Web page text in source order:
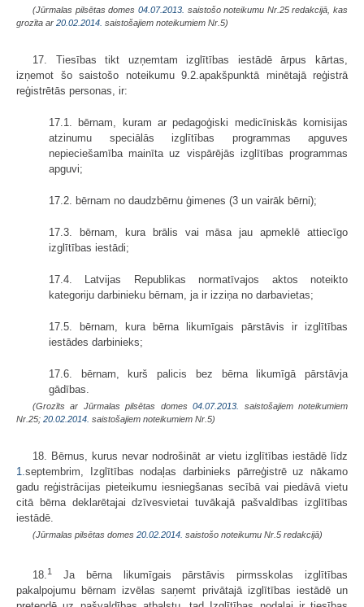
(Jūrmalas pilsētas domes 04.07.2013. saistošo noteikumu Nr.25 redakcijā, kas
grozīta ar 20.02.2014. saistošajiem noteikumiem Nr.5)
17. Tiesības tikt uzņemtam izglītības iestādē ārpus kārtas,
izņemot šo saistošo noteikumu 9.2.apakšpunktā minētajā reģistrā
reģistrētās personas, ir:
17.1. bērnam, kuram ar pedagoģiski medicīniskās komisijas
atzinumu speciālās izglītības programmas apguves
nepieciešamība mainīta uz vispārējās izglītības programmas
apguvi;
17.2. bērnam no daudzbērnu ģimenes (3 un vairāk bērni);
17.3. bērnam, kura brālis vai māsa jau apmeklē attiecīgo
izglītības iestādi;
17.4. Latvijas Republikas normatīvajos aktos noteikto
kategoriju darbinieku bērnam, ja ir izziņa no darbavietas;
17.5. bērnam, kura bērna likumīgais pārstāvis ir izglītības
iestādes darbinieks;
17.6. bērnam, kurš palicis bez bērna likumīgā pārstāvja
gādības.
(Grozīts ar Jūrmalas pilsētas domes04.07.2013.
saistošajiem noteikumiem
Nr.25; 20.02.2014. saistošajiem noteikumiem Nr.5)
18. Bērnus, kurus nevar nodrošināt ar vietu izglītības iestādē līdz
1. septembrim, Izglītības nodaļas darbinieks pārreģistrē uz nākamo
gadu reģistrācijas pieteikumu iesniegšanas secībā vai piedāvā vietu
citā bērna deklarētajai dzīvesvietai tuvākajā pašvaldības izglītības
iestādē.
(Jūrmalas pilsētas domes 20.02.2014. saistošo noteikumu Nr.5 redakcijā)
18.1
Ja bērna likumīgais pārstāvis pirmsskolas izglītības
pakalpojumu bērnam izvēlas saņemt privātajā izglītības iestādē un